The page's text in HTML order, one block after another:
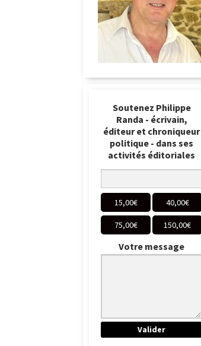
Soutenez Philippe
Randa - écrivain,
éditeur et chroniqueur
politique - dans ses
activités éditoriales
15,00€ 40,00€
75,00€ 150,00€
Votre message